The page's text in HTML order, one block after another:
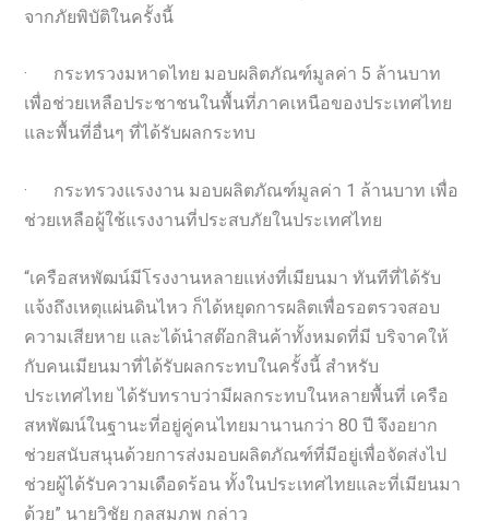
จากภัยพิบัติในครั้งนี้
· กระทรวงมหาดไทย มอบผลิตภัณฑ์มูลค่า 5 ล้านบาท
เพื่อช่วยเหลือประชาชนในพื้นที่ภาคเหนือของประเทศไทย
และพื้นที่อื่นๆ ที่ได้รับผลกระทบ
· กระทรวงแรงงาน มอบผลิตภัณฑ์มูลค่า 1 ล้านบาท เพื่อ
ช่วยเหลือผู้ใช้แรงงานที่ประสบภัยในประเทศไทย
“เครือสหพัฒน์มีโรงงานหลายแห่งที่เมียนมา ทันทีที่ได้รับ
แจ้งถึงเหตุแผ่นดินไหว ก็ได้หยุดการผลิตเพื่อรอตรวจสอบ
ความเสียหาย และได้นำสต๊อกสินค้าทั้งหมดที่มี บริจาคให้
กับคนเมียนมาที่ได้รับผลกระทบในครั้งนี้ สำหรับ
ประเทศไทย ได้รับทราบว่ามีผลกระทบในหลายพื้นที่ เครือ
สหพัฒน์ในฐานะที่อยู่คู่คนไทยมานานกว่า 80 ปี จึงอยาก
ช่วยสนับสนุนด้วยการส่งมอบผลิตภัณฑ์ที่มีอยู่เพื่อจัดส่งไป
ช่วยผู้ได้รับความเดือดร้อน ทั้งในประเทศไทยและที่เมียนมา
ด้วย” นายวิชัย กุลสมภพ กล่าว